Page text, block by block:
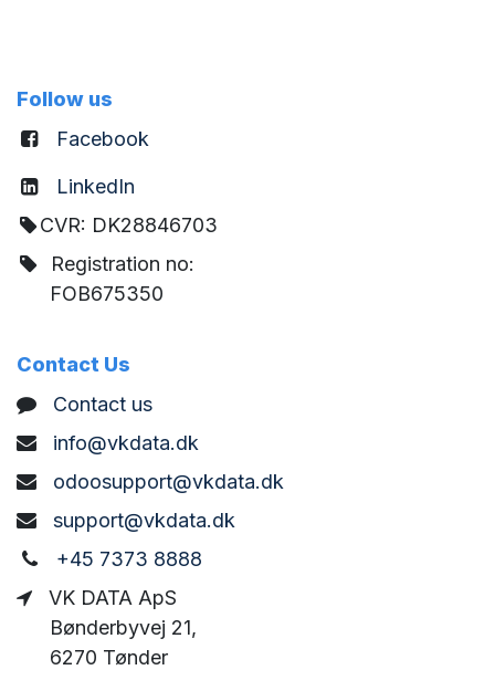
Follow us
Facebook
LinkedIn
CVR: DK28846703
Registration no:
FOB675350
Contact Us
Contact us
info@vkdata.dk
odoosupport@vkdata.dk
support@vkdata.dk
+45 7373 8888
VK DATA ApS
Bønderbyvej 21,
6270 Tønder